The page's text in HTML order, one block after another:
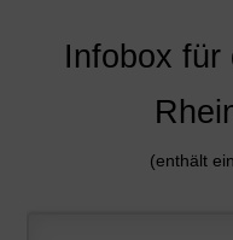
Infobox für
(enthält